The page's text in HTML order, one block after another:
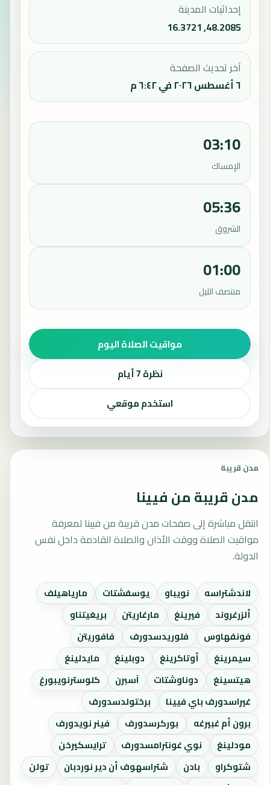
إحداثيات المدينة
48.2085, 16.3721
آخر تحديث الصفحة
٦ أغسطس ٢٠٢٦ في ٦:٤٢ م
03:10
الإمساك
05:36
الشروق
01:00
منتصف الليل
مواقيت الصلاة اليوم
نظرة 7 أيام
استخدم موقعي
مدن قريبة
مدن قريبة من فيينا
انتقل مباشرة إلى صفحات مدن قريبة من فيينا لمعرفة
مواقيت الصلاة ووقت الأذان والصلاة القادمة داخل نفس
الدولة.
لاندشتراسه نويباو يوسفشتات
مارياهيلف
ألزرغروند
فيرينغ مارغاريتن
بريغيتناو
فونفهاوس
فلوريدسدورف
فافوريتن
سيمرينغ
أوتاكرينغ دوبلينغ
مايدلينغ
هيتسينغ
دوناوشتات آسبرن
كلوسترنويبورغ
غيراسدورف باي فيينا
برختولدسدورف
برون أم غبيرغه
بوركرسدورف
فينر نويدورف
مودلينغ
نوي غونترامسدورف
ترايسكيرخن
شتوكراو
بادن شتراسهوف أن دير نوردبان
تولن